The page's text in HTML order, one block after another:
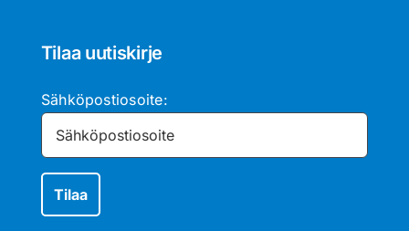
Tilaa uutiskirje
Sähköpostiosoite: